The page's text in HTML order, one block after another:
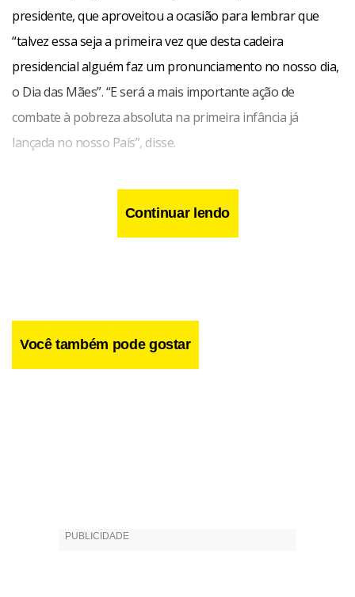
presidente, que aproveitou a ocasião para lembrar que
“talvez essa seja a primeira vez que desta cadeira
presidencial alguém faz um pronunciamento no nosso dia,
o Dia das Mães”. “E será a mais importante ação de
combate à pobreza absoluta na primeira infância já
lançada no nosso País”, disse.
Continuar lendo
Você também pode gostar